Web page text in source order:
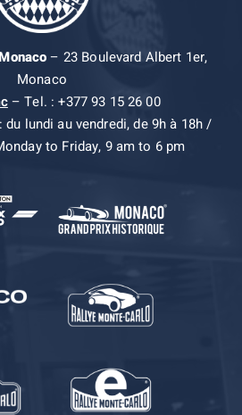
– 23 Boulevard Albert 1er,
Monaco
– Tel. : +377 93 15 26 00
du lundi au vendredi, de 9h à 18h /
to Friday, 9 am to 6 pm